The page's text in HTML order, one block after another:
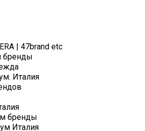
| 47brand etc
бренды
Италия
бренды
Италия